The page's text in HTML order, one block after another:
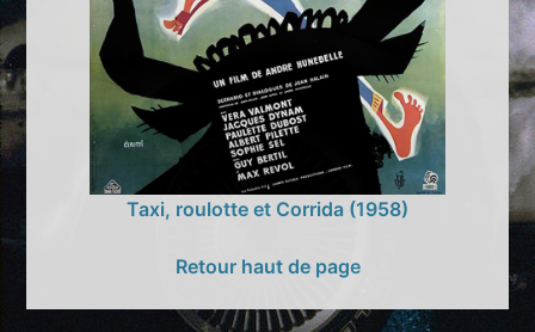
Taxi, roulotte et Corrida (1958)
Retour haut de page